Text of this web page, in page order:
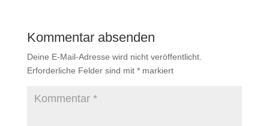
Kommentar absenden
Deine E-Mail-Adresse wird nicht veröffentlicht.
Erforderliche Felder sind mit *markiert